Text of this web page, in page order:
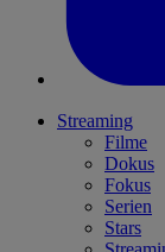
Streaming
Filme
Dokus
Fokus
Serien
Stars